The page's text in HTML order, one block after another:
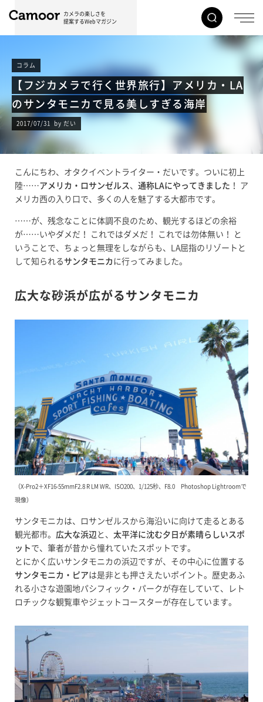
カメラの楽しさを
提案するWebマガジン
コラム
【フジカメラで行く世界旅行】アメリカ・LA
のサンタモニカで見る美しすぎる海岸
2017/07/31 by だい
こんにちわ、オタクイベントライター・だいです。ついに初上
陸……アメリカ・ロサンゼルス 、 通称LAにやってきました ！ ア
メリカ西の入り口で、多くの人を魅了する大都市です。
……が、残念なことに体調不良のため、観光するほどの余裕
が……いやダメだ！ これではダメだ！ これでは勿体無い！ と
いうことで、ちょっと無理をしながらも、LA屈指のリゾートと
して知られるサンタモニカ に行ってみました。
広大な砂浜が広がるサンタモニカ
（X-Pro2＋XF16-55mmF2.8 R LM WR、ISO200、1/125秒、F8.0 Photoshop Lightroomで
現像）
サンタモニカは、ロサンゼルスから海沿いに向けて走るとある
観光都市。 広大な浜辺 と、 太平洋に沈む夕日が素晴らしいスポ
ット で、筆者が昔から憧れていたスポットです。
とにかく広いサンタモニカの浜辺ですが、その中心に位置する
サンタモニカ・ピアは是非とも押さえたいポイント。歴史あふ
れる小さな遊園地パシフィック・パークが存在していて、レト
ロチックな観覧車やジェットコースターが存在しています。